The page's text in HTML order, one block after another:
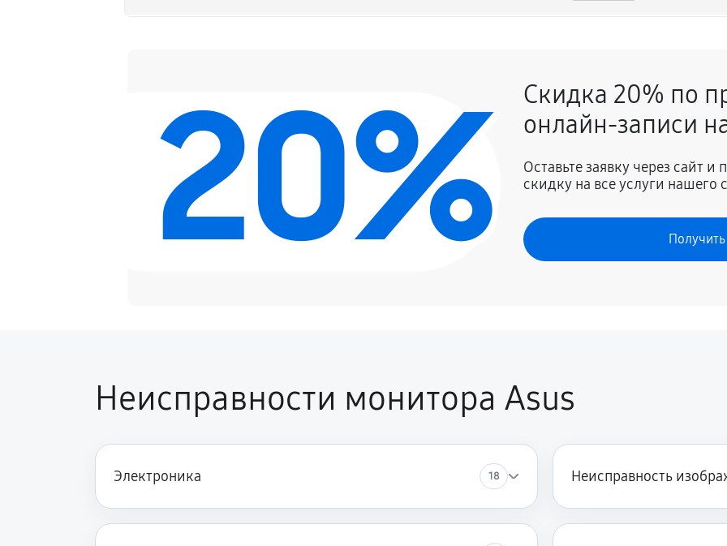
840 руб
Замена блока питания
Замена электронных компонентов
20%
Скидка 20% по
онлайн-записи
Оставьте заявку через сайт
скидку на все услуги нашего
Неисправности монитора Asus
Электроника 18 Неисправность